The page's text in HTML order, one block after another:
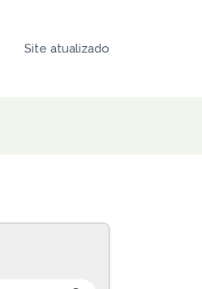
Site atualizado